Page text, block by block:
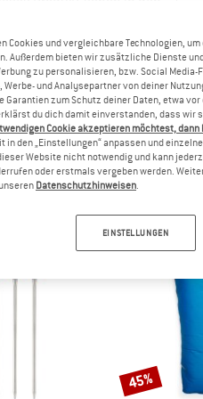
wollen?
freuen sich, Dein
zu lesen - teile es mit
ANDERE BERGFREUNDE
Rabatt
45%
Cookies und vergleichbare Technologien,
Außerdem bieten wir zusätzliche Dienste
zu personalisieren, bzw. Social
Werbe- und Analysepartner von deiner
Garantien zum Schutz deiner Daten, etwa
du dich damit einverstanden, dass wir
Cookie akzeptieren möchtest,
in den „Einstellungen“ anpassen und
Website nicht notwendig und kann
oder erstmals vergeben werden.
Datenschutzhinweisen.
EINSTELLUNGEN